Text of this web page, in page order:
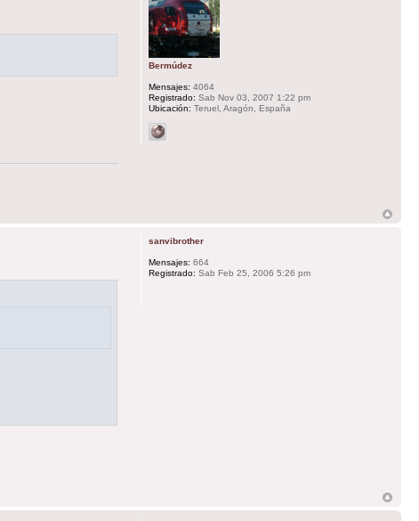
Bermúdez
Mensajes: 4064
Registrado: Sab Nov 03, 2007 1:22 pm
Ubicación: Teruel, Aragón, España
sanvibrother
Mensajes: 664
Registrado: Sab Feb 25, 2006 5:26 pm